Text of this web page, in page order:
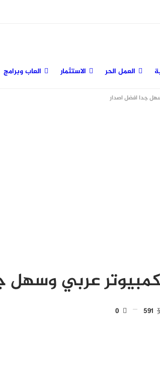
العمل الحر الاستثمار العاب وبرامج
جدا افضل اصدار
عربي وسهل